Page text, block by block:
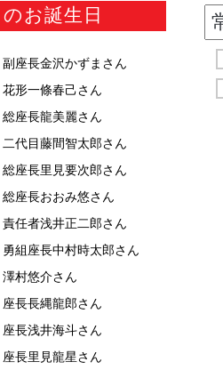
お誕生日
副座長金沢かずま さん
花形一條春己さん
総座長龍美麗さん
二代目藤間智太郎さん
総座長里見要次郎さん
総座長おおみ悠さん
責任者浅井正二郎さん
勇組座長中村時太郎さん
澤村悠介さん
座長長縄龍郎さん
座長浅井海斗さん
座長里見龍星さん